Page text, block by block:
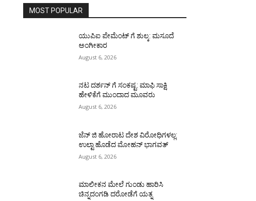
MOST POPULAR
ಯುಪಿಐ ಪೇಮೆಂಟ್ ಗೆ ಶುಲ್ಕ: ಮಸೂದೆ
ಅಂಗೀಕಾರ
August 6, 2026
ನಟ ದರ್ಶನ್ ಗೆ ಸಂಕಷ್ಟ: ಮಾಫಿ ಸಾಕ್ಷಿ
ಹೇಳಿಕೆಗೆ ಮುಂದಾದ ಮೂವರು
August 6, 2026
ಜೆನ್ ಜಿ ಹೋರಾಟ ದೇಶ ವಿರೋಧಿಗಳಲ್ಲ:
ಉಲ್ಟಾ ಹೊಡೆದ ಮೋಹನ್ ಭಾಗವತ್
August 6, 2026
ಮಾಲೀಕನ ಮೇಲೆ ಗುಂಡು ಹಾರಿಸಿ
ಚಿನ್ನದಂಗಡಿ ದರೋಡೆಗೆ ಯತ್ನ